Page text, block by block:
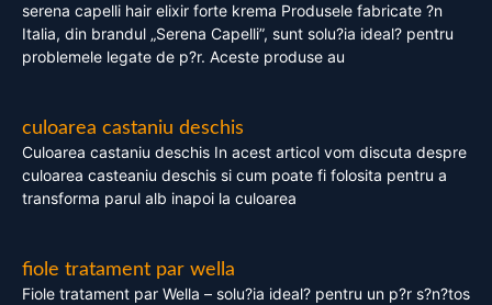
serena capelli hair elixir forte krema Produsele fabricate ?n
Italia, din brandul „Serena Capelli”, sunt solu?ia ideal? pentru
problemele legate de p?r. Aceste produse au
culoarea castaniu deschis
Culoarea castaniu deschis In acest articol vom discuta despre
culoarea casteaniu deschis si cum poate fi folosita pentru a
transforma parul alb inapoi la culoarea
fiole tratament par wella
Fiole tratament par Wella – solu?ia ideal? pentru un p?r s?n?tos